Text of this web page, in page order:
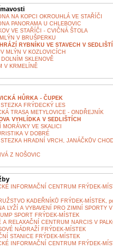
NA KOPCI OKROUHLÁ VE STAŘÍČI
PANORAMA U CHLEBOVIC
VE STAŘÍČI - CVIČNÁ ŠTOLA
V BRUŠPERKU
RYBNÍKU VE STAVECH V
MLÝN V KOZLOVICÍCH
DOLNÍM SKLENOVĚ
V KRMELÍNĚ
HŮRKA - ČUPEK
FRÝDECKÝ LES
TRASA METYLOVICE - ONDŘEJNÍK
VYHLÍDKA V SEDLIŠTÍCH
MORÁVKY VE SKALICI
V DOBRÉ
HRADNÍ VRCH, JANÁČKŮV
Z NOŠOVIC
INFORMAČNÍ CENTRUM FRÝDEK-
KADEŘNÍKŮ FRÝDEK-MÍSTEK,
LYŽÍ A VYBAVENÍ PRO ZIMNÍ SPORTY
SPORT FRÝDEK-MÍSTEK
A RELAXAČNÍ CENTRUM NARCIS V
NÁDRAŽÍ FRÝDEK-MÍSTEK
STANICE FRÝDEK-MÍSTEK
INFORMAČNÍ CENTRUM FRÝDEK-